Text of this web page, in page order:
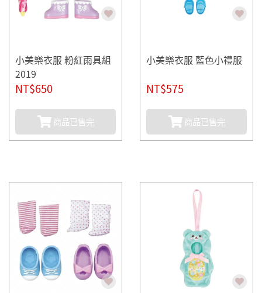
小美樂衣服 粉紅雨具組
2019
NT$650
商品已售完
小美樂衣服 藍色小禮服
NT$575
商品已售完